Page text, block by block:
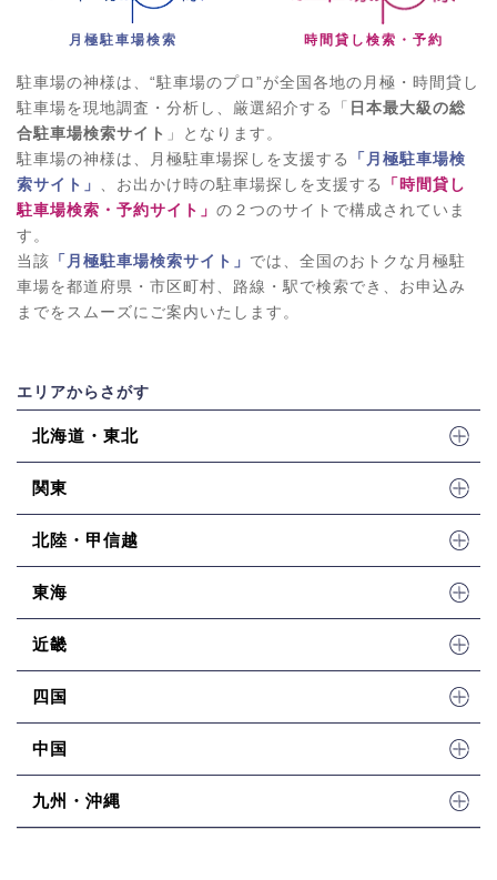
月極駐車場検索 時間貸し検索・予約
駐車場の神様は、“駐車場のプロ”が全国各地の月極・時間貸し
駐車場を現地調査・分析し、厳選紹介する「 日本最大級の総
合駐車場検索サイト 」となります。
駐車場の神様は、月極駐車場探しを支援する
「月極駐車場検
索サイト」
、お出かけ時の駐車場探しを支援する
「時間貸し
駐車場検索・予約サイト」 の２つのサイトで構成されていま
す。
当該 「月極駐車場検索サイト」 では、全国のおトクな月極駐
車場を都道府県・市区町村、路線・駅で検索でき、お申込み
までをスムーズにご案内いたします。
エリアからさがす
北海道・東北
関東
北陸・甲信越
東海
近畿
四国
中国
九州・沖縄